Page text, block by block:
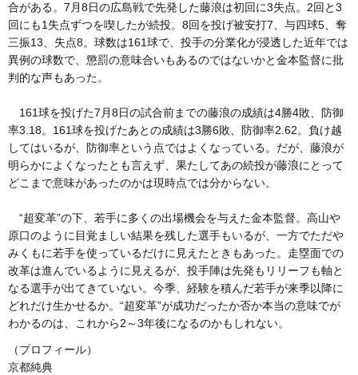
合がある。7月8日の広島戦で先発した藤浪は初回に3失点。2回と3
回にも1失点ずつを喫したが続投。8回を投げ被安打7、与四球5、奪
三振13、失点8。球数は161球で、投手の分業化が浸透した近年では
異例の球数で、懲罰の意味合いもあるのではないかと金本監督に批
判的な声もあった。
161球を投げた7月8日の試合前までの藤浪の成績は4勝4敗、防御
率3.18。161球を投げたあとの成績は3勝6敗、防御率2.62。負け越
してはいるが、防御率という点ではよくなっている。だが、藤浪が
明らかによくなったとも言えず、果たしてあの続投が藤浪にとって
どこまで意味があったのかは現時点では分からない。
“超変革”の下、若手に多くの出場機会を与えた金本監督。高山や
原口のように目覚ましい結果を残した選手もいるが、一方でただや
みくもに若手を使っているだけに見えたときもあった。走塁面での
改革は進んでいるように見えるが、投手陣は先発もリリーフも軸と
なる選手が出てきていない。今季、経験を積んだ若手が来季以降に
どれだけ生かせるか。“超変革”が成功だったか否か本当の意味でが
わかるのは、これから2～3年後になるのかもしれない。
（プロフィール）
京都純典